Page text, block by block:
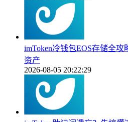
imToken冷钱包EOS存储全
资产
2026-08-05 20:22:29